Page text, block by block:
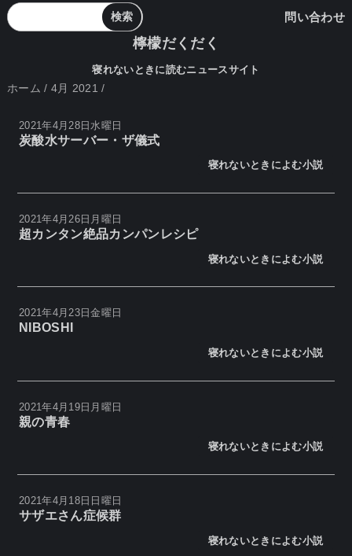
問い合わせ
檸檬だくだく
寝れないときに読むニュースサイト
ホーム / 4月 2021 /
2021年4月28日水曜日
炭酸水サーバー・ザ儀式
寝れないときによむ小説
2021年4月26日月曜日
超カンタン絶品カンパンレシピ
寝れないときによむ小説
2021年4月23日金曜日
NIBOSHI
寝れないときによむ小説
2021年4月19日月曜日
親の青春
寝れないときによむ小説
2021年4月18日日曜日
サザエさん症候群
寝れないときによむ小説